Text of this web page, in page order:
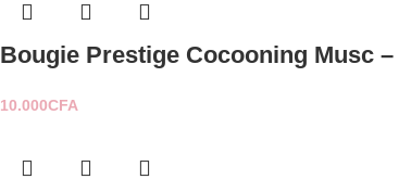
Bougie Prestige Cocooning Musc
10.000CFA